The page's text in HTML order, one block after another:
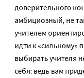
доверительного
амбициозный, не
учителем
идти к «сильному»
выбирать учителя
себя: ведь вам